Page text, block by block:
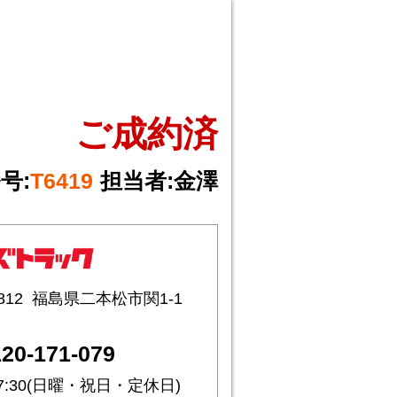
ご成約済
:T6419 担当者:金澤
福島県二本松市関1-1
171-079
日曜・祝日・定休日)